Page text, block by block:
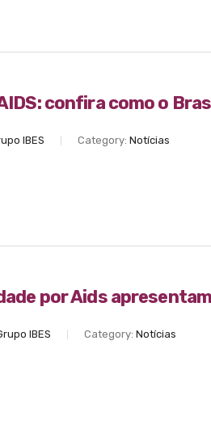
confira como o
IBES Category: Notícias
por Aids
IBES Category: Notícias